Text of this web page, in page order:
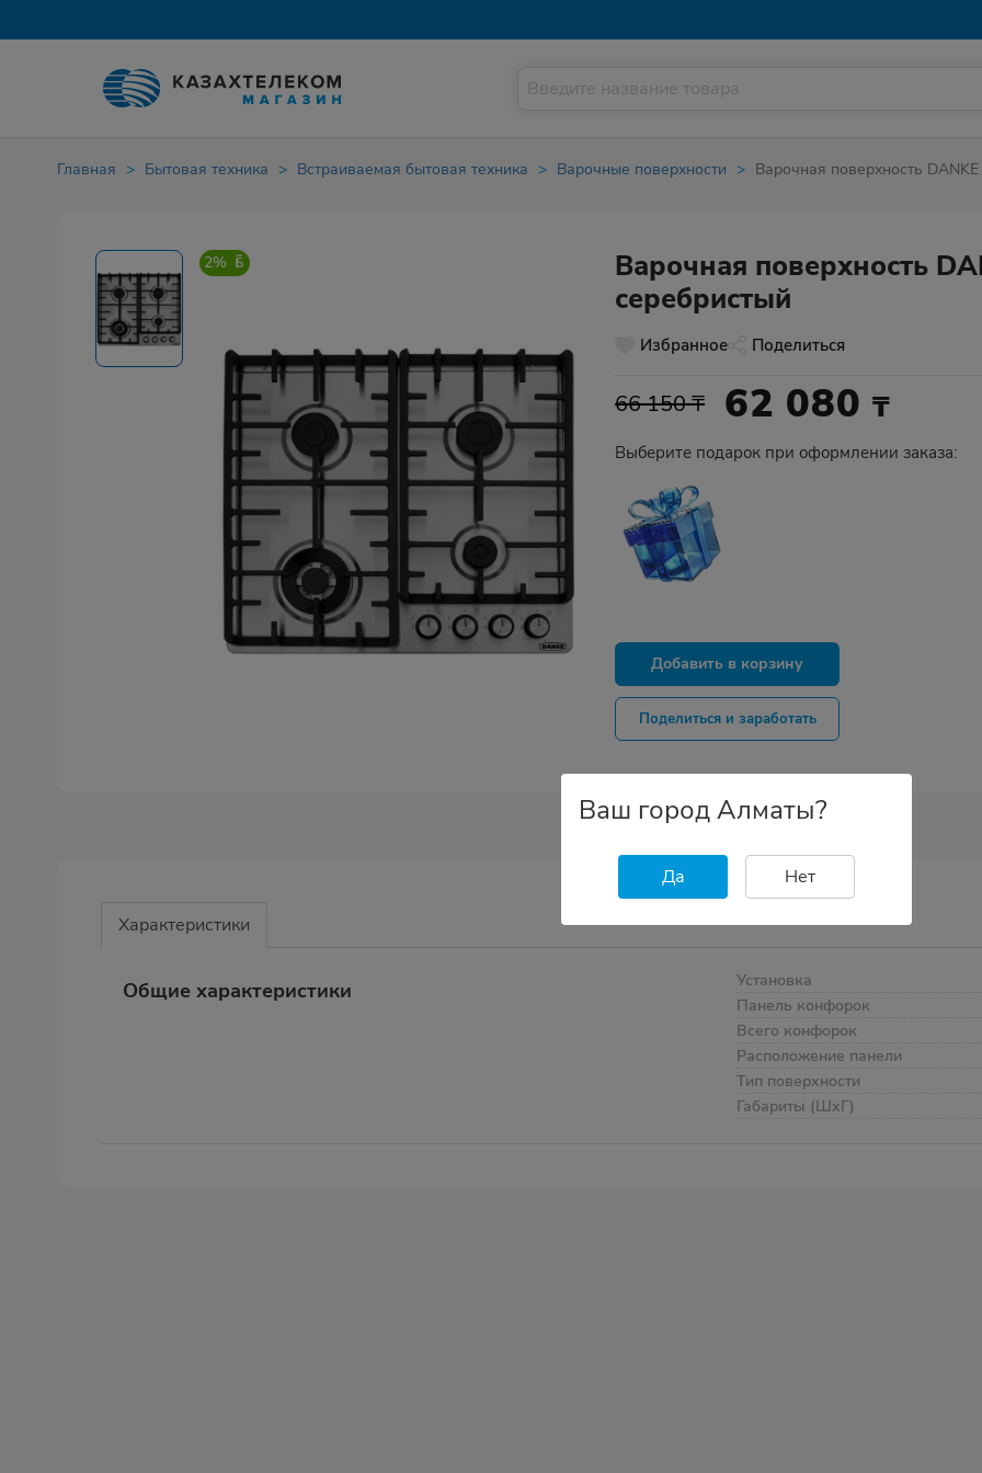
Главная Бытовая техника Встраиваемая бытовая техника Варочные поверхности Варочная поверхность
2%
Варочная поверхность
серебристый
Избранное Поделиться
66 150 ₸ 62 080₸
Выберите подарок при оформлении заказа:
Добавить в корзину
Поделиться и заработать
Характеристики
Общие характеристики Установка
Панель конфорок
Всего конфорок
Расположение панели
Тип поверхности
Габариты (ШхГ)
Ваш город Алматы?
Да Нет